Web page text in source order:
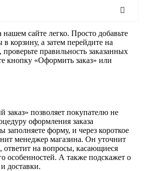
сайте легко. Просто добавьте
корзину, а затем перейдите на
правильность заказанных
кнопку «Оформить заказ» или
позволяет покупателю не
оформления заказа
заполняете форму, и через короткое
менеджер магазина. Он уточнит
ответит на вопросы, касающиеся
особенностей. А также подскажет о
доставки.